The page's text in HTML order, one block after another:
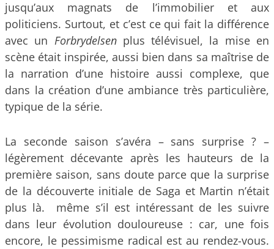
jusqu’aux magnats de l’immobilier et aux
politiciens. Surtout, et c’est ce qui fait la différence
avec un Forbrydelsenplus télévisuel, la mise en
scène était inspirée, aussi bien dans sa maîtrise de
la narration d’une histoire aussi complexe, que
dans la création d’une ambiance très particulière,
typique de la série.
La seconde saison s’avéra – sans surprise ? –
légèrement décevante après les hauteurs de la
première saison, sans doute parce que la surprise
de la découverte initiale de Saga et Martin n’était
plus là. même s’il est intéressant de les suivre
dans leur évolution douloureuse : car, une fois
encore, le pessimisme radical est au rendez-vous.